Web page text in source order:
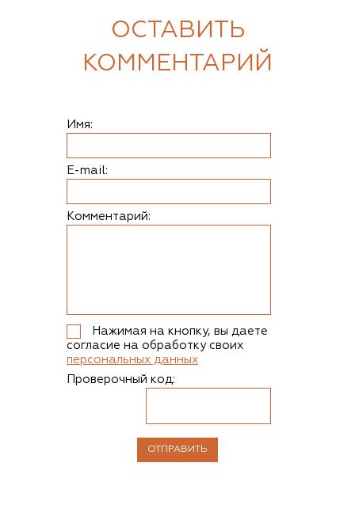
ОСТАВИТЬ
КОММЕНТАРИЙ
Имя:
E-mail:
Комментарий:
Нажимая на кнопку, вы даете
согласие на обработку своих
персональных данных
Проверочный код: